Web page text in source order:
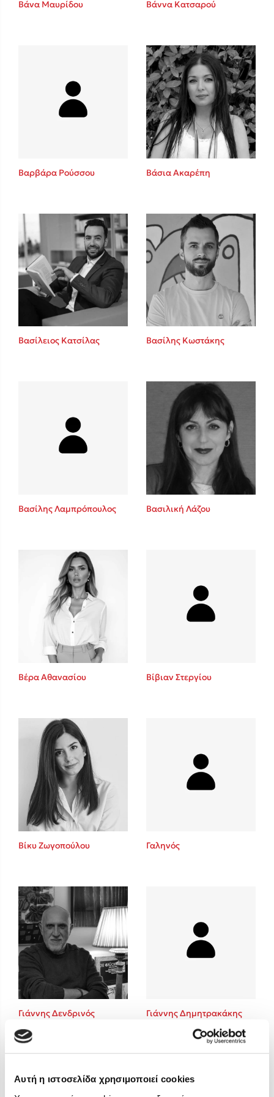
Αυτή η ιστοσελίδα χρησιμοποιεί cookies
Sebastian Fitzek
Playlist
Το λεξικό της ζωής σου
Κώστας Κρομμύδας
Ιωάννης Γλωσσόπουλος
Ένας γίγαντας στο σχολείο
Δανάη Δεληγεώργη
Mel Robbins
Η μέθοδος Αφήστε τους
Δημοφιλείς Συγγραφείς
Φυστίκι ΠουΚυλάει
Παύλος Καστανάς
El Sombrero
Στέφανος Ξενάκης
Sebastian Fitzek
Κατρίνα Τσάνταλη
Lucinda Riley
Mimi Matthews
Benzamin Bécue
Rebecca Yarros
Teo Benedetti
Τζένη Κουτσοδημητροπούλου
Ali Hazelwood
Cori Doerrfeld
Pierdomenico Baccalario
Δανάη Ιμπραχήμ
Βάνα Μαυρίδου Βάννα Κατσαρού
Βαρβάρα Ρούσσου Βάσια Ακαρέπη
Βασίλειος Κατσίλας Βασίλης Κωστάκης
Βασίλης Λαμπρόπουλος Βασιλική Λάζου
Βέρα Αθανασίου Βίβιαν Στεργίου
Βίκυ Ζωγοπούλου Γαληνός
Γιάννης Δενδρινός Γιάννης Δημητρακάκης